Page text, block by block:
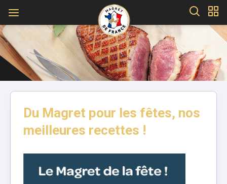
Du Magret pour les fêtes, nos
meilleures recettes !